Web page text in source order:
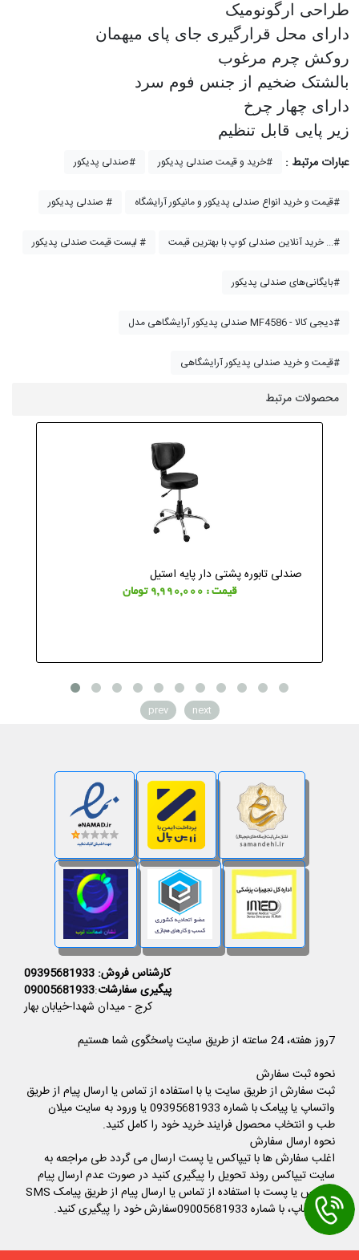
طراحی ارگونومیک
دارای محل قرارگیری جای پای میهمان
روکش چرم مرغوب
بالشتک ضخیم از جنس فوم سرد
دارای چهار چرخ
زیر پایی قابل تنظیم
عبارات مرتبط : خرید و قیمت صندلی پدیکور# صندلی پدیکور#
قیمت و خرید انواع صندلی پدیکور و مانیکور آرایشگاه# صندلی پدیکور #
خرید آنلاین صندلی کوپ با بهترین قیمت ...# لیست قیمت صندلی پدیکور #
بایگانی‌های صندلی پدیکور#
صندلی پدیکور آرایشگاهی مدل MF4586 - دیجی کالا#
قیمت و خرید صندلی پدیکور آرایشگاهی#
محصولات مرتبط
صندلی تابوره پشتی دار پایه استیل
قیمت : 9,990,000 تومان
prev next
کارشناس فروش: 09395681933
پیگیری سفارشات:
09005681933
کرج - میدان شهدا-خیابان بهار
7روز هفته، 24 ساعته از طریق سایت پاسخگوی شما هستیم
نحوه ثبت سفارش
ثبت سفارش از طریق سایت یا با استفاده از تماس یا ارسال پیام از طریق
واتساپ یا پیامک با شماره 09395681933 یا ورود به سایت میلان
طب و انتخاب محصول فرایند خرید خود را کامل کنید.
نحوه ارسال سفارش
اغلب سفارش ها با تیپاکس یا پست ارسال می گردد طی مراجعه به
سایت تیپاکس روند تحویل را پیگیری کنید در صورت عدم ارسال پیام
تیپاکس یا پست با استفاده از تماس یا ارسال پیام از طریق پیامک SMS
یا واتساپ، با شماره 09005681933سفارش خود را پیگیری کنید.